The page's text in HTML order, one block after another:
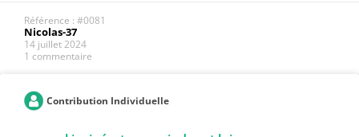
Référence : #0081
Nicolas-37
14 juillet 2024
1 commentaire
Contribution Individuelle